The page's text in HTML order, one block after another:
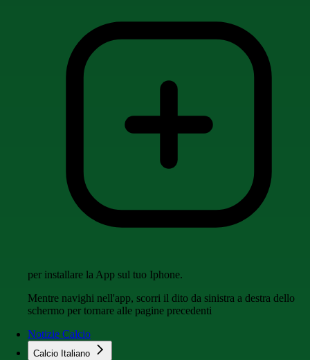
per installare la App sul tuo Iphone.
Mentre navighi nell'app, scorri il dito da sinistra a destra dello
schermo per tornare alle pagine precedenti
Notizie Calcio
Calcio Italiano